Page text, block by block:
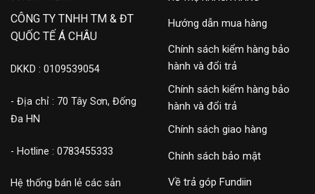
CÔNG TY TNHH TM & ĐT
QUỐC TẾ Á CHÂU
DKKD : 0109539054
- Địa chỉ : 70 Tây Sơn, Đống
Đa HN
- Hotline : 0783455333
Hệ thống bán lẻ các sản
Hướng dẫn mua hàng
Chính sách kiểm hàng bảo
hành và đổi trả
Chính sách kiểm hàng bảo
hành và đổi trả
Chính sách giao hàng
Chính sách bảo mật
Về trả góp Fundiin